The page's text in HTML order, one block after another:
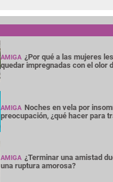
AMIGA ¿Por qué a las mujeres
quedar impregnadas con el olor
AMIGA Noches en vela por
preocupación, ¿qué hacer para
AMIGA ¿Terminar una amistad
una ruptura amorosa?